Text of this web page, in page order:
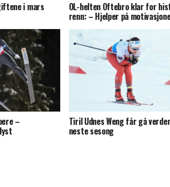
i mars OL-helten Oftebro klar for
renn: – Hjelper på
– Tiril Udnes Weng får gå
neste sesong